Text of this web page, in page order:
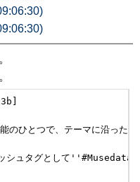
とつで、テーマに沿った発
シュタグとして